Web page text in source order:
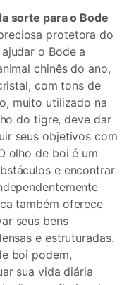
sorte para o Bode
protetora do
o Bode a
chinês do ano,
com tons de
muito utilizado na
do tigre, deve dar
seus objetivos com
olho de boi é um
e encontrar
também oferece
seus bens
e estruturadas.
boi podem,
sua vida diária